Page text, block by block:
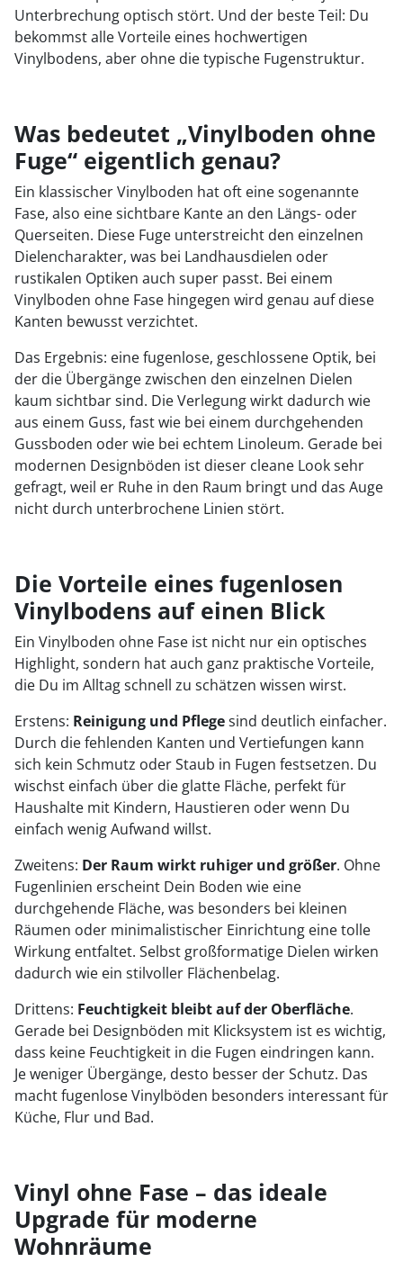
Unterbrechung optisch stört. Und der beste Teil: Du
bekommst alle Vorteile eines hochwertigen
Vinylbodens, aber ohne die typische Fugenstruktur.
Was bedeutet „Vinylboden ohne
Fuge“ eigentlich genau?
Ein klassischer Vinylboden hat oft eine sogenannte
Fase, also eine sichtbare Kante an den Längs- oder
Querseiten. Diese Fuge unterstreicht den einzelnen
Dielencharakter, was bei Landhausdielen oder
rustikalen Optiken auch super passt. Bei einem
Vinylboden ohne Fase hingegen wird genau auf diese
Kanten bewusst verzichtet.
Das Ergebnis: eine fugenlose, geschlossene Optik, bei
der die Übergänge zwischen den einzelnen Dielen
kaum sichtbar sind. Die Verlegung wirkt dadurch wie
aus einem Guss, fast wie bei einem durchgehenden
Gussboden oder wie bei echtem Linoleum. Gerade bei
modernen Designböden ist dieser cleane Look sehr
gefragt, weil er Ruhe in den Raum bringt und das Auge
nicht durch unterbrochene Linien stört.
Die Vorteile eines fugenlosen
Vinylbodens auf einen Blick
Ein Vinylboden ohne Fase ist nicht nur ein optisches
Highlight, sondern hat auch ganz praktische Vorteile,
die Du im Alltag schnell zu schätzen wissen wirst.
Erstens: Reinigung und Pflegesind deutlich einfacher.
Durch die fehlenden Kanten und Vertiefungen kann
sich kein Schmutz oder Staub in Fugen festsetzen. Du
wischst einfach über die glatte Fläche, perfekt für
Haushalte mit Kindern, Haustieren oder wenn Du
einfach wenig Aufwand willst.
Zweitens: Der Raum wirkt ruhiger und größer. Ohne
Fugenlinien erscheint Dein Boden wie eine
durchgehende Fläche, was besonders bei kleinen
Räumen oder minimalistischer Einrichtung eine tolle
Wirkung entfaltet. Selbst großformatige Dielen wirken
dadurch wie ein stilvoller Flächenbelag.
Drittens: Feuchtigkeit bleibt auf der Oberfläche.
Gerade bei Designböden mit Klicksystem ist es wichtig,
dass keine Feuchtigkeit in die Fugen eindringen kann.
Je weniger Übergänge, desto besser der Schutz. Das
macht fugenlose Vinylböden besonders interessant für
Küche, Flur und Bad.
Vinyl ohne Fase – das ideale
Upgrade für moderne
Wohnräume